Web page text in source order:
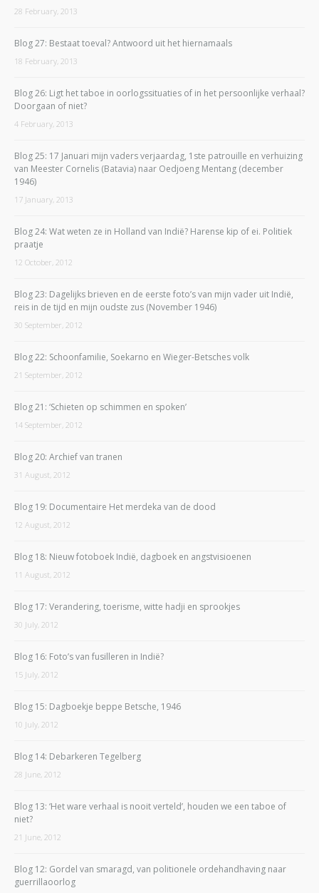
28 February, 2013
Blog 27: Bestaat toeval? Antwoord uit het hiernamaals
18 February, 2013
Blog 26: Ligt het taboe in oorlogssituaties of in het persoonlijke verhaal?
Doorgaan of niet?
4 February, 2013
Blog 25: 17 Januari mijn vaders verjaardag, 1ste patrouille en verhuizing
van Meester Cornelis (Batavia) naar Oedjoeng Mentang (december
1946)
17 January, 2013
Blog 24: Wat weten ze in Holland van Indië? Harense kip of ei. Politiek
praatje
12 October, 2012
Blog 23: Dagelijks brieven en de eerste foto’s van mijn vader uit Indië,
reis in de tijd en mijn oudste zus (November 1946)
30 September, 2012
Blog 22: Schoonfamilie, Soekarno en Wieger-Betsches volk
21 September, 2012
Blog 21: ‘Schieten op schimmen en spoken’
14 September, 2012
Blog 20: Archief van tranen
31 August, 2012
Blog 19: Documentaire Het merdeka van de dood
12 August, 2012
Blog 18: Nieuw fotoboek Indië, dagboek en angstvisioenen
11 August, 2012
Blog 17: Verandering, toerisme, witte hadji en sprookjes
30 July, 2012
Blog 16: Foto’s van fusilleren in Indië?
15 July, 2012
Blog 15: Dagboekje beppe Betsche, 1946
10 July, 2012
Blog 14: Debarkeren Tegelberg
28 June, 2012
Blog 13: ‘Het ware verhaal is nooit verteld’, houden we een taboe of
niet?
21 June, 2012
Blog 12: Gordel van smaragd, van politionele ordehandhaving naar
guerrillaoorlog